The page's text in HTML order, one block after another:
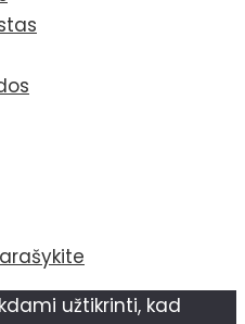
užtikrinti, kad